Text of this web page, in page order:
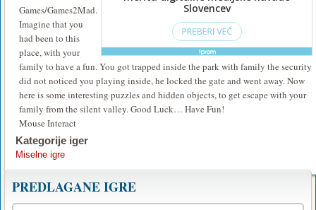
Games/Games2Mad.
Imagine that you
had been to this
place, with your
family to have a fun. You got trapped inside the park with family the security
did not noticed you playing inside, he locked the gate and went away. Now
here is some interesting puzzles and hidden objects, to get escape with your
family from the silent valley. Good Luck… Have Fun!
Mouse Interact
Kategorije iger
Miselne igre
PREDLAGANE IGRE